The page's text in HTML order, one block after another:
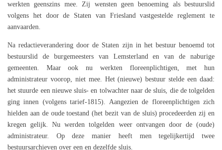
werkten geenszins mee. Zij wensten geen benoeming als bestuurslid
volgens het door de Staten van Friesland vastgestelde reglement te
aanvaarden.
Na redactieverandering door de Staten zijn in het bestuur benoemd tot
bestuurslid de burgemeesters van Lemsterland en van de naburige
gemeenten. Maar ook nu werkten floreenplichtigen, met hun
administrateur voorop, niet mee. Het (nieuwe) bestuur stelde een daad:
het stuurde een nieuwe sluis- en tolwachter naar de sluis, die de tolgelden
ging innen (volgens tarief-1815). Aangezien de floreenplichtigen zich
hielden aan de oude toestand (het bezit van de sluis) procedeerden zij en
kregen gelijk. Nu werden tolgelden weer ontvangen door de (oude)
administrateur. Op deze manier heeft men tegelijkertijd twee
bestuursarchieven over een en dezelfde sluis.